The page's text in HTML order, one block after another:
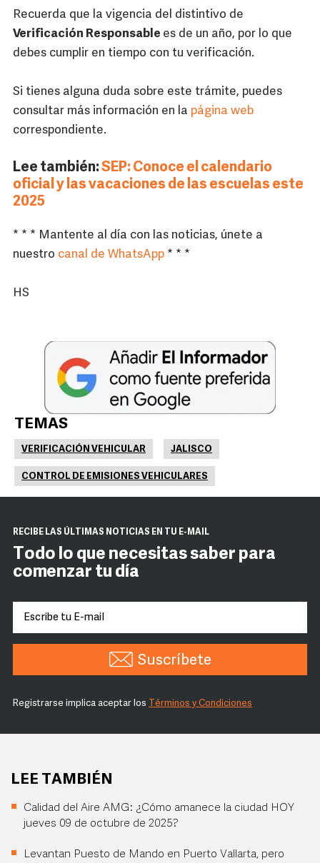
Recuerda que la vigencia del distintivo de
Verificación Responsable es de un año, por lo que
debes cumplir en tiempo con tu verificación.
Si tienes alguna duda sobre este trámite, puedes
consultar más información en la página web
correspondiente.
Lee también: SEP: Conoce el calendario
oficial y las vacaciones de las escuelas este
2025
* * * Mantente al día con las noticias, únete a
nuestro canal de WhatsApp * * *
HS
TEMAS
VERIFICACIÓN VEHICULAR JALISCO
CONTROL DE EMISIONES VEHICULARES
RECIBE LAS ÚLTIMAS NOTICIAS EN TU E-MAIL
Todo lo que necesitas saber para
comenzar tu día
Suscríbete
Registrarse implica aceptar los Términos y Condiciones
LEE TAMBIÉN
Calidad del Aire AMG: ¿Cómo amanece la ciudad HOY
jueves 09 de octubre de 2025?
Levantan Puesto de Mando en Puerto Vallarta, pero